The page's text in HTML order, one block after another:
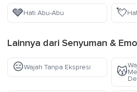
🩶Hati Abu-Abu 💘
Lainnya dari Senyuman &
😑Wajah Tanpa Ekspresi 😽